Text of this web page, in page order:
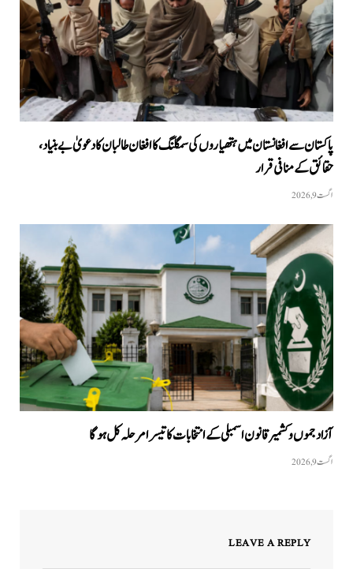
پاکستان سے افغانستان میں ہتھیاروں کی سمگلنگ کا افغان طالبان کا دعویٰ بے بنیاد،
حقائق کے منافی قرار
اگست 9, 2026
آزاد جموں و کشمیر قانون اسمبلی کے انتخابات کا تیسرا مرحلہ کل ہوگا
اگست 9, 2026
LEAVE A REPLY